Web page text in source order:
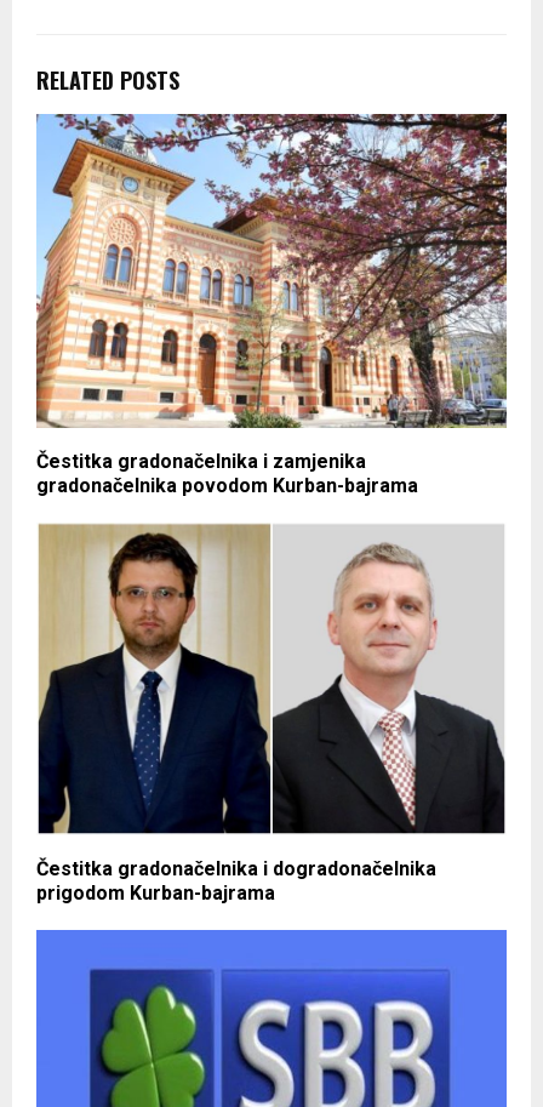
RELATED POSTS
Čestitka gradonačelnika i zamjenika
gradonačelnika povodom Kurban-bajrama
Čestitka gradonačelnika i dogradonačelnika
prigodom Kurban-bajrama